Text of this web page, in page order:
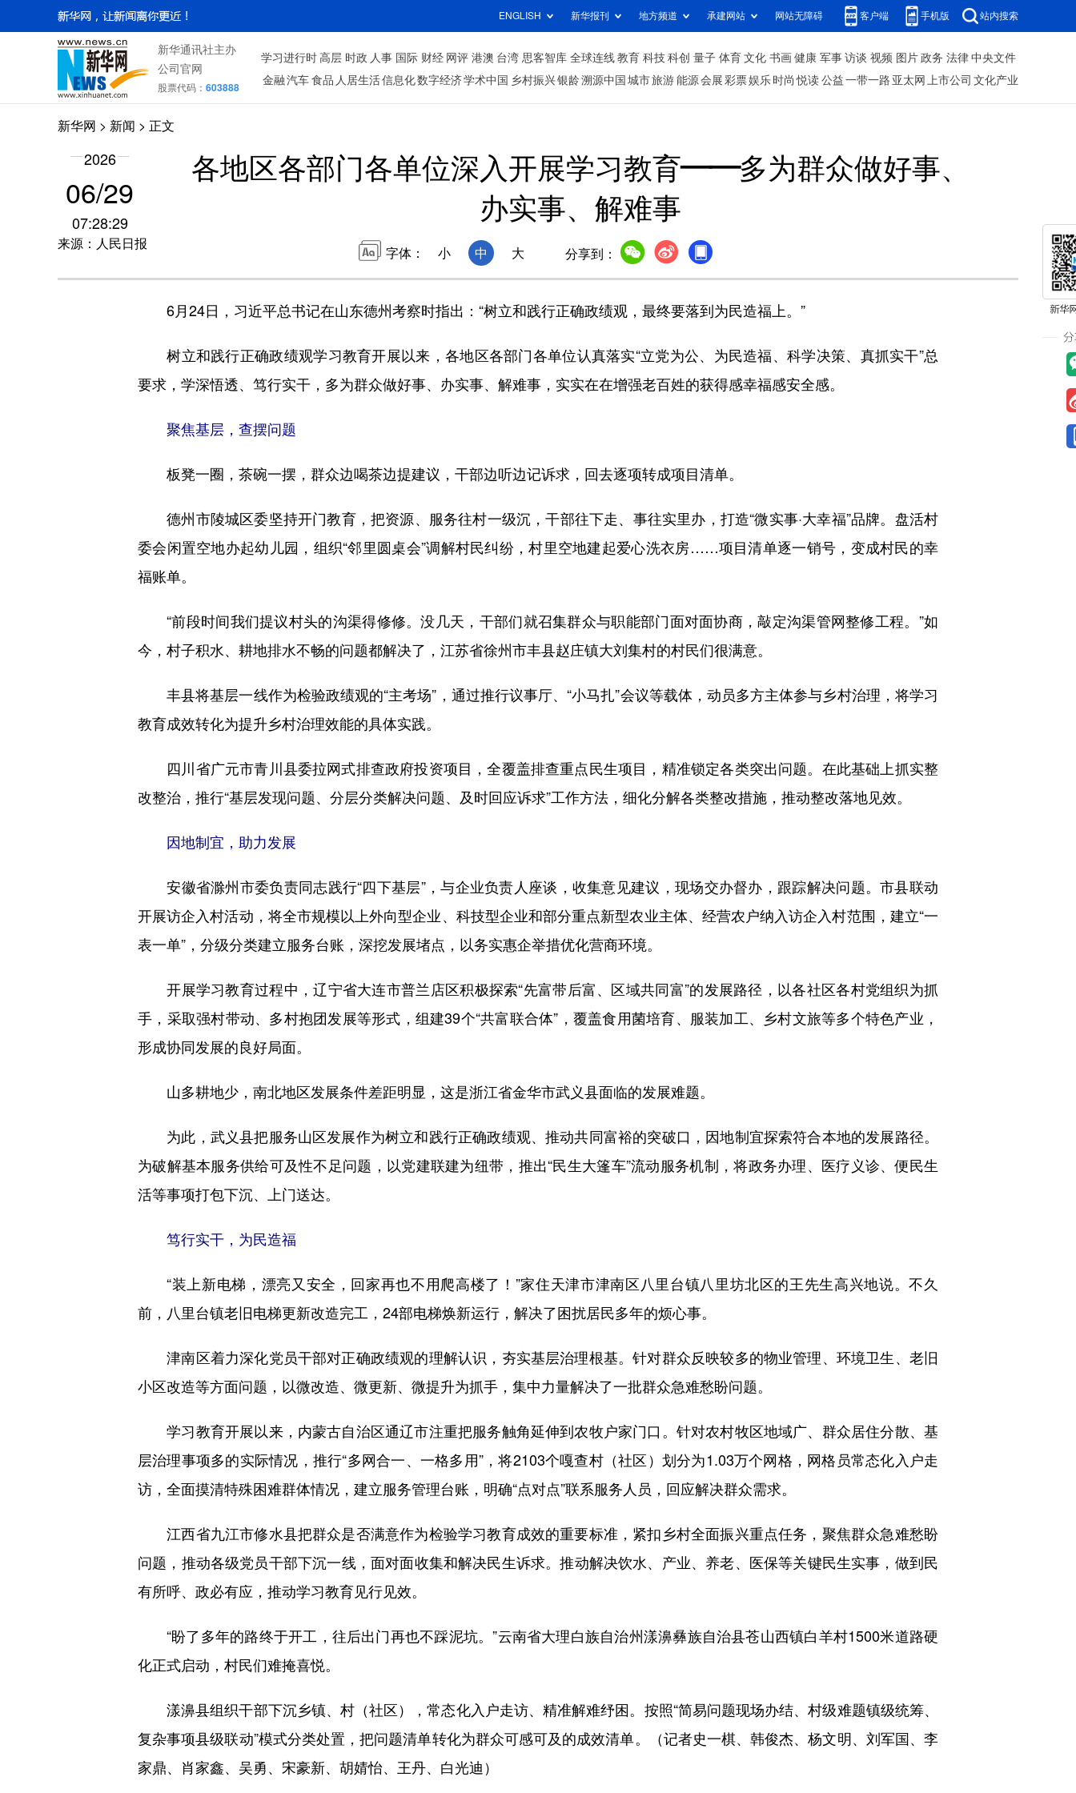
ENGLISH 新华报刊 地方频道 承建网站 网站无障碍 客户端 手机版 站内搜索
新华通讯社主办
公司官网
股票代码： 603888
学习进行时 高层 时政 人事 国际 财经 网评 港澳 台湾 思客智库 全球连线 教育 科技 科创 量子 体育 文化 书画 健康 军事 访谈 视频 图片 政务 法律 中央文件
金融 汽车 食品 人居生活信息化数字经济学术中国 乡村振兴银龄溯源中国 城市旅游 能源 会展 彩票娱乐 时尚 悦读 公益 一带一路 亚太网 上市公司 文化产业
新华网 > 新闻 > 正文
2026
06/29
07:28:29
来源：人民日报
各地区各部门各单位深入开展学习教育——多为群众做好事、
办实事、解难事
字体： 小 中 大 分享到：
6月24日，习近平总书记在山东德州考察时指出：“树立和践行正确政绩观，最终要落到为民造福上。”
树立和践行正确政绩观学习教育开展以来，各地区各部门各单位认真落实“立党为公、为民造福、科学决策、真抓实干”总
要求，学深悟透、笃行实干，多为群众做好事、办实事、解难事，实实在在增强老百姓的获得感幸福感安全感。
聚焦基层，查摆问题
板凳一圈，茶碗一摆，群众边喝茶边提建议，干部边听边记诉求，回去逐项转成项目清单。
德州市陵城区委坚持开门教育，把资源、服务往村一级沉，干部往下走、事往实里办，打造“微实事·大幸福”品牌。盘活村
委会闲置空地办起幼儿园，组织“邻里圆桌会”调解村民纠纷，村里空地建起爱心洗衣房……项目清单逐一销号，变成村民的幸
福账单。
“前段时间我们提议村头的沟渠得修修。没几天，干部们就召集群众与职能部门面对面协商，敲定沟渠管网整修工程。”如
今，村子积水、耕地排水不畅的问题都解决了，江苏省徐州市丰县赵庄镇大刘集村的村民们很满意。
丰县将基层一线作为检验政绩观的“主考场”，通过推行议事厅、“小马扎”会议等载体，动员多方主体参与乡村治理，将学习
教育成效转化为提升乡村治理效能的具体实践。
四川省广元市青川县委拉网式排查政府投资项目，全覆盖排查重点民生项目，精准锁定各类突出问题。在此基础上抓实整
改整治，推行“基层发现问题、分层分类解决问题、及时回应诉求”工作方法，细化分解各类整改措施，推动整改落地见效。
因地制宜，助力发展
安徽省滁州市委负责同志践行“四下基层”，与企业负责人座谈，收集意见建议，现场交办督办，跟踪解决问题。市县联动
开展访企入村活动，将全市规模以上外向型企业、科技型企业和部分重点新型农业主体、经营农户纳入访企入村范围，建立“一
表一单”，分级分类建立服务台账，深挖发展堵点，以务实惠企举措优化营商环境。
开展学习教育过程中，辽宁省大连市普兰店区积极探索“先富带后富、区域共同富”的发展路径，以各社区各村党组织为抓
手，采取强村带动、多村抱团发展等形式，组建39个“共富联合体”，覆盖食用菌培育、服装加工、乡村文旅等多个特色产业，
形成协同发展的良好局面。
山多耕地少，南北地区发展条件差距明显，这是浙江省金华市武义县面临的发展难题。
为此，武义县把服务山区发展作为树立和践行正确政绩观、推动共同富裕的突破口，因地制宜探索符合本地的发展路径。
为破解基本服务供给可及性不足问题，以党建联建为纽带，推出“民生大篷车”流动服务机制，将政务办理、医疗义诊、便民生
活等事项打包下沉、上门送达。
笃行实干，为民造福
“装上新电梯，漂亮又安全，回家再也不用爬高楼了！”家住天津市津南区八里台镇八里坊北区的王先生高兴地说。不久
前，八里台镇老旧电梯更新改造完工，24部电梯焕新运行，解决了困扰居民多年的烦心事。
津南区着力深化党员干部对正确政绩观的理解认识，夯实基层治理根基。针对群众反映较多的物业管理、环境卫生、老旧
小区改造等方面问题，以微改造、微更新、微提升为抓手，集中力量解决了一批群众急难愁盼问题。
学习教育开展以来，内蒙古自治区通辽市注重把服务触角延伸到农牧户家门口。针对农村牧区地域广、群众居住分散、基
层治理事项多的实际情况，推行“多网合一、一格多用”，将2103个嘎查村（社区）划分为1.03万个网格，网格员常态化入户走
访，全面摸清特殊困难群体情况，建立服务管理台账，明确“点对点”联系服务人员，回应解决群众需求。
江西省九江市修水县把群众是否满意作为检验学习教育成效的重要标准，紧扣乡村全面振兴重点任务，聚焦群众急难愁盼
问题，推动各级党员干部下沉一线，面对面收集和解决民生诉求。推动解决饮水、产业、养老、医保等关键民生实事，做到民
有所呼、政必有应，推动学习教育见行见效。
“盼了多年的路终于开工，往后出门再也不踩泥坑。”云南省大理白族自治州漾濞彝族自治县苍山西镇白羊村1500米道路硬
化正式启动，村民们难掩喜悦。
漾濞县组织干部下沉乡镇、村（社区），常态化入户走访、精准解难纾困。按照“简易问题现场办结、村级难题镇级统筹、
复杂事项县级联动”模式分类处置，把问题清单转化为群众可感可及的成效清单。（记者史一棋、韩俊杰、杨文明、刘军国、李
家鼎、肖家鑫、吴勇、宋豪新、胡婧怡、王丹、白光迪）